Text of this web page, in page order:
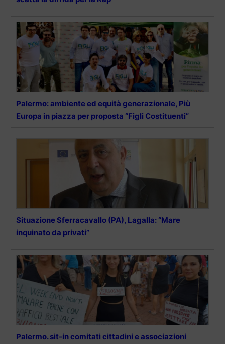
Palermo: ambiente ed equità generazionale, Più
Europa in piazza per proposta “Figli Costituenti”
Situazione Sferracavallo (PA), Lagalla: “Mare
inquinato da privati”
Palermo. sit-in comitati cittadini e associazioni